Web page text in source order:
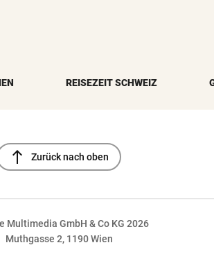
REISEZEIT SCHWEIZ
north Zurück nach oben
Multimedia GmbH & Co KG 2026
Muthgasse 2, 1190 Wien